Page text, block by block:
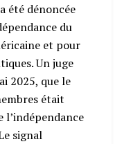
été dénoncée
du
et pour
Un juge
2025, que le
était
l’indépendance
signal